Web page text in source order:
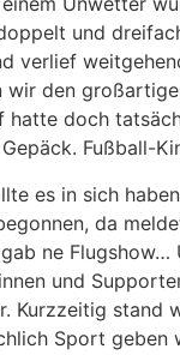
und
verlief
wir den
hatte doch
Fußball-
es in sich
da
ne Flugshow…
und
Kurzzeitig stand
Sport geben